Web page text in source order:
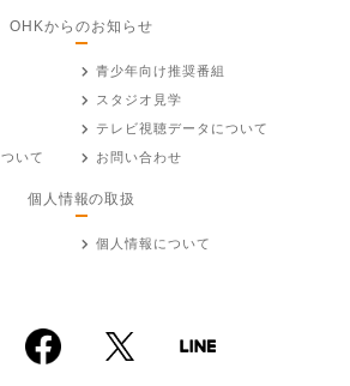
OHKからのお知らせ
青少年向け推奨番組
スタジオ見学
テレビ視聴データについて
いて
お問い合わせ
個人情報の取扱
個人情報について